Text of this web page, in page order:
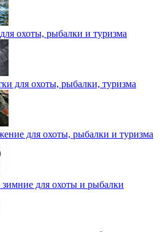
охоты, рыбалки и туризма
для охоты, рыбалки, туризма
для охоты, рыбалки и туризма
для охоты и рыбалки